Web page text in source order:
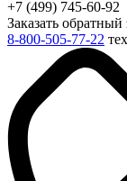
+7 (499) 745-60-92
Заказать обратный
8-800-505-77-22